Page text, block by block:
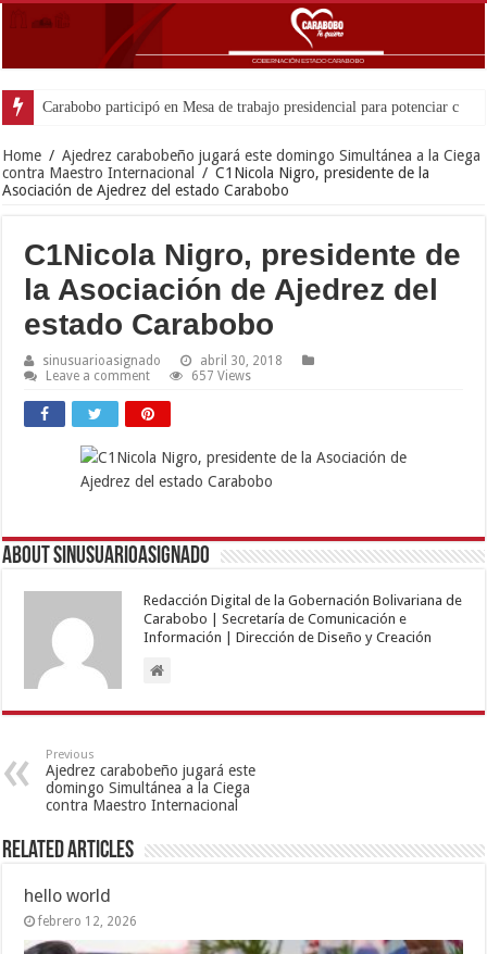
Home / Ajedrez carabobeño jugará este domingo Simultánea a la Ciega
contra Maestro Internacional / C1Nicola Nigro, presidente de la
Asociación de Ajedrez del estado Carabobo
C1Nicola Nigro, presidente de
la Asociación de Ajedrez del
estado Carabobo
sinusuarioasignado
abril 30, 2018
Leave a comment
657 Views
About sinusuarioasignado
Redacción Digital de la Gobernación Bolivariana de
Carabobo | Secretaría de Comunicación e
Información | Dirección de Diseño y Creación
Previous
Ajedrez carabobeño jugará este
domingo Simultánea a la Ciega
contra Maestro Internacional
Related Articles
hello world
febrero 12, 2026